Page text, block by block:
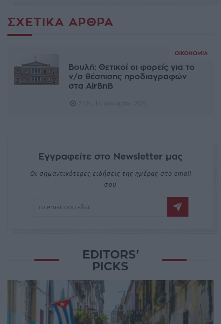
ΣΧΕΤΙΚΆ ΆΡΘΡΑ
ΟΙΚΟΝΟΜΊΑ
Βουλή: Θετικoί οι φορείς για το
ν/σ θέσπισης προδιαγραφών
στα AirBnB
Εγγραφείτε στο Newsletter μας
Οι σημαντικότερες ειδήσεις της ημέρας στο email
σου
EDITORS'
PICKS